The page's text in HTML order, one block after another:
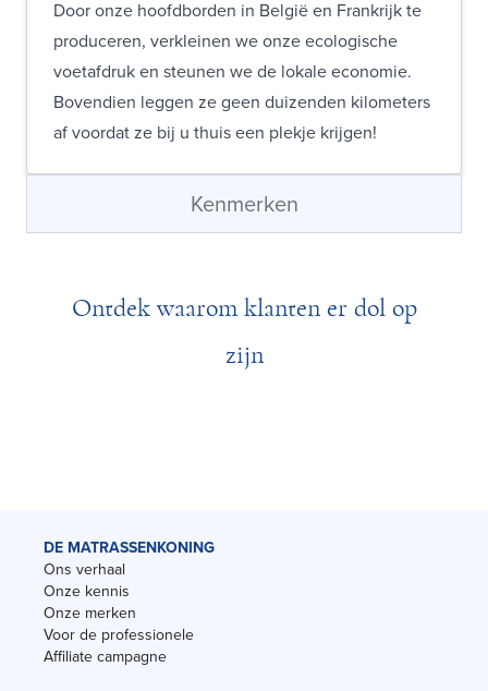
Door onze hoofdborden in België en Frankrijk te
produceren, verkleinen we onze ecologische
voetafdruk en steunen we de lokale economie.
Bovendien leggen ze geen duizenden kilometers
af voordat ze bij u thuis een plekje krijgen!
Kenmerken
Ontdek waarom klanten er dol op
zijn
DE MATRASSENKONING
Ons verhaal
Onze kennis
Onze merken
Voor de professionele
Affiliate campagne